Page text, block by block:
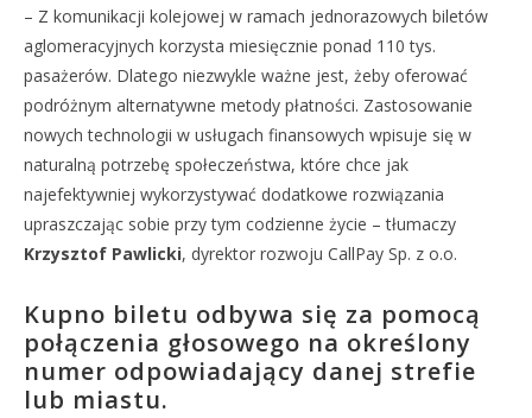
– Z komunikacji kolejowej w ramach jednorazowych biletów
aglomeracyjnych korzysta miesięcznie ponad 110 tys.
pasażerów. Dlatego niezwykle ważne jest, żeby oferować
podróżnym alternatywne metody płatności. Zastosowanie
nowych technologii w usługach finansowych wpisuje się w
naturalną potrzebę społeczeństwa, które chce jak
najefektywniej wykorzystywać dodatkowe rozwiązania
upraszczając sobie przy tym codzienne życie – tłumaczy
Krzysztof Pawlicki, dyrektor rozwoju CallPay Sp. z o.o.
Kupno biletu odbywa się za pomocą
połączenia głosowego na określony
numer odpowiadający danej strefie
lub miastu.